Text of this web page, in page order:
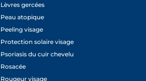
Lèvres gercées
Peau atopique
Peeling visage
Protection solaire visage
Psoriasis du cuir chevelu
Rosacée
Rougeur visage